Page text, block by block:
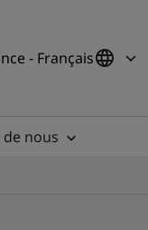
- Français
nous